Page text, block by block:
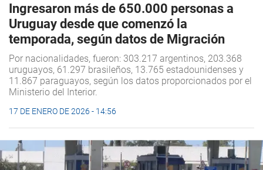
Ingresaron más de 650.000 personas a
Uruguay desde que comenzó la
temporada, según datos de Migración
Por nacionalidades, fueron: 303.217 argentinos, 203.368
uruguayos, 61.297 brasileños, 13.765 estadounidenses y
11.867 paraguayos, según los datos proporcionados por el
Ministerio del Interior.
17 DE ENERO DE 2026 - 14:56